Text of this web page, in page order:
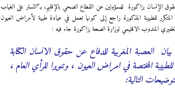
الإنسان بزاكورة للمسؤولين عن القطاع الصحي بالإقليم، بـ”التستر على الغياب
للطبيبة المذكورة راجع إلى كونها تعمل في عيادة طبية لأمراض العيون
المندوب الاقليمي لوزارة الصحة بزاكورة جاء فيه :
العصبة المغربية للدفاع عن حقوق الانسان الكتابة
المختصة في امراض العيون ، وتنويرا للرأي العام ،
التالية: